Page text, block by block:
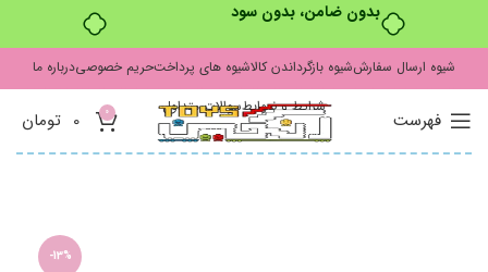
بدون ضامن، بدون سود
شیوه ارسال سفارششیوه بازگرداندن کالاشیوه های پرداختحریم خصوصیدرباره ما
شرایط و ضوابطسوالات متداول
فهرست 0
0 تومان
-13%